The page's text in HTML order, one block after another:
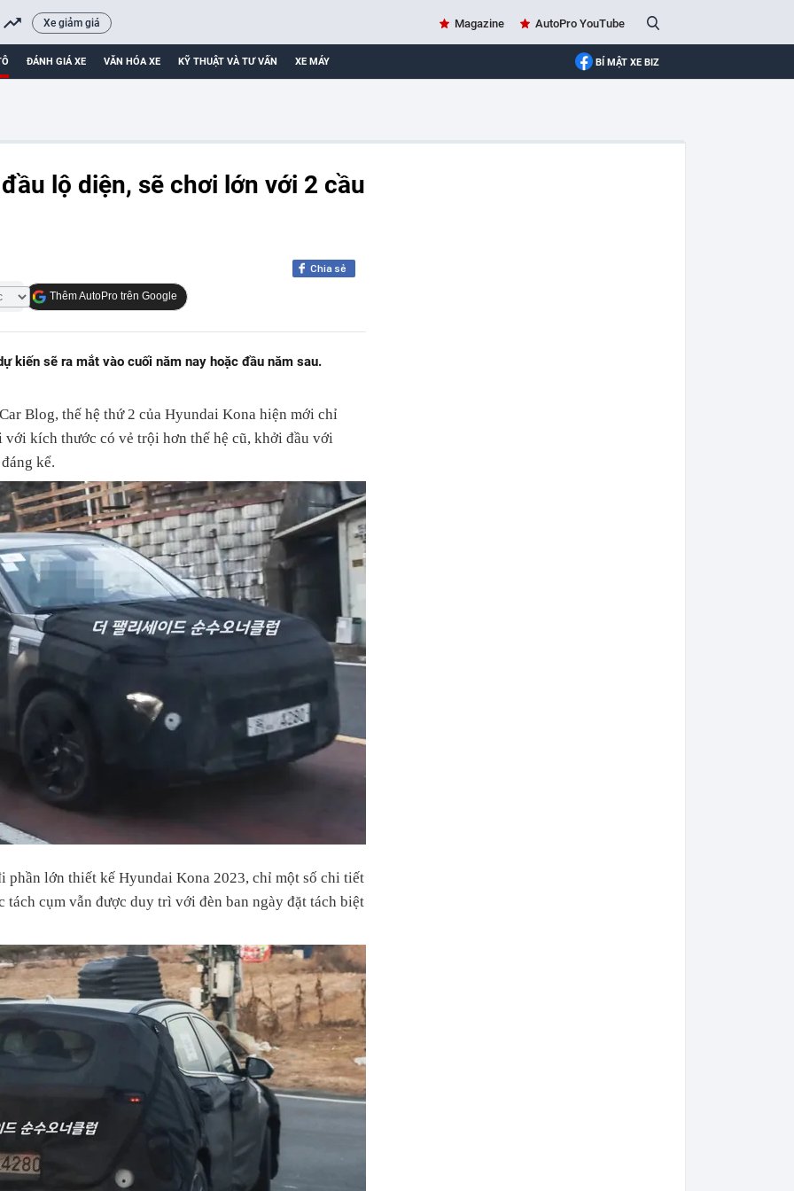
Xe giảm giá Magazine AutoPro YouTube
ĐÁNH GIÁ XE VĂN HÓA XE KỸ THUẬT VÀ TƯ VẤN XE MÁY BÍ MẬT XE BIZ
lộ diện, sẽ chơi lớn với 2 cầu
Chia sẻ
Thêm AutoPro trên Google
kiến sẽ ra mắt vào cuối năm nay hoặc đầu năm sau.
Blog, thế hệ thứ 2 của Hyundai Kona hiện mới chỉ
kích thước có vẻ trội hơn thế hệ cũ, khởi đầu với
kể.
phần lớn thiết kế Hyundai Kona 2023, chỉ một số chi tiết
tách cụm vẫn được duy trì với đèn ban ngày đặt tách biệt